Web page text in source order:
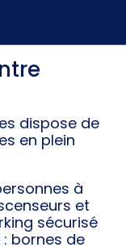
dispose de
en plein
à
et
sécurisé
bornes de